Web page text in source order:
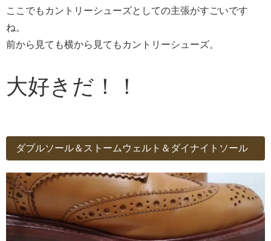
ここでもカントリーシューズとしての主張がすごいです
ね。
前から見ても横から見てもカントリーシューズ。
大好きだ！！
ダブルソール＆ストームウェルト＆ダイナイトソール